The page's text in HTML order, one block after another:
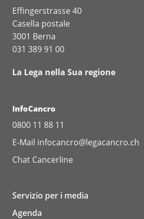
Effingerstrasse 40
Casella postale
3001 Berna
031 389 91 00
La Lega nella Sua regione
InfoCancro
0800 11 88 11
E-Mail infocancro@legacancro.ch
Chat Cancerline
Servizio per i media
Agenda